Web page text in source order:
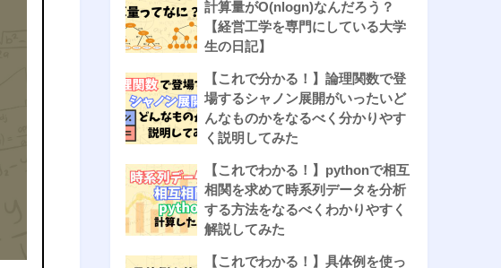
計算量がO(nlogn)なんだろう？
【経営工学を専門にしている大学
生の日記】
【これで分かる！】論理関数で登
場するシャノン展開がいったいど
んなものかをなるべく分かりやす
く説明してみた
【これでわかる！】pythonで相互
相関を求めて時系列データを分析
する方法をなるべくわかりやすく
解説してみた
【これでわかる！】具体例を使っ